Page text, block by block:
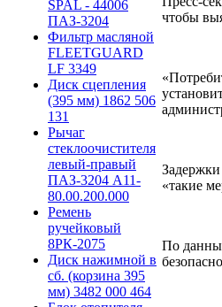
SPAL - 44006
ПАЗ-3204
Фильтр масляной
FLEETGUARD
LF 3349
Диск сцепления
(395 мм) 1862 506
131
Рычаг
стеклоочистителя
левый-правый
ПАЗ-3204 А11-
80.00.200.000
Ремень
ручейковый
8РК-2075
Диск нажимной в
сб. (корзина 395
мм) 3482 000 464
чтобы
«такие
По